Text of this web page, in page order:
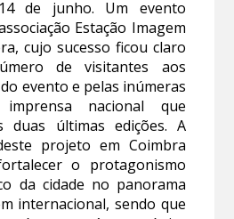
de junho. Um evento
Estação Imagem
cujo sucesso ficou claro
de visitantes aos
evento e pelas inúmeras
nacional que
duas últimas edições. A
projeto em Coimbra
o protagonismo
da cidade no panorama
internacional, sendo que